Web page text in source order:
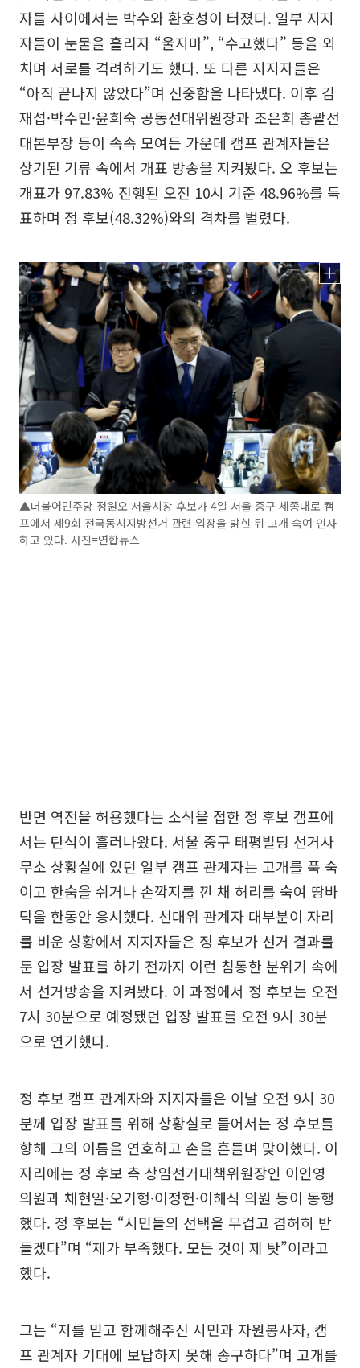
자들 사이에서는 박수와 환호성이 터졌다. 일부 지지
자들이 눈물을 흘리자 “울지마”, “수고했다” 등을 외
치며 서로를 격려하기도 했다. 또 다른 지지자들은
“아직 끝나지 않았다”며 신중함을 나타냈다. 이후 김
재섭·박수민·윤희숙 공동선대위원장과 조은희 총괄선
대본부장 등이 속속 모여든 가운데 캠프 관계자들은
상기된 기류 속에서 개표 방송을 지켜봤다. 오 후보는
개표가 97.83% 진행된 오전 10시 기준 48.96%를 득
표하며 정 후보(48.32%)와의 격차를 벌렸다.
▲더불어민주당 정원오 서울시장 후보가 4일 서울 중구 세종대로 캠
프에서 제9회 전국동시지방선거 관련 입장을 밝힌 뒤 고개 숙여 인사
하고 있다. 사진=연합뉴스
반면 역전을 허용했다는 소식을 접한 정 후보 캠프에
서는 탄식이 흘러나왔다. 서울 중구 태평빌딩 선거사
무소 상황실에 있던 일부 캠프 관계자는 고개를 푹 숙
이고 한숨을 쉬거나 손깍지를 낀 채 허리를 숙여 땅바
닥을 한동안 응시했다. 선대위 관계자 대부분이 자리
를 비운 상황에서 지지자들은 정 후보가 선거 결과를
둔 입장 발표를 하기 전까지 이런 침통한 분위기 속에
서 선거방송을 지켜봤다. 이 과정에서 정 후보는 오전
7시 30분으로 예정됐던 입장 발표를 오전 9시 30분
으로 연기했다.
정 후보 캠프 관계자와 지지자들은 이날 오전 9시 30
분께 입장 발표를 위해 상황실로 들어서는 정 후보를
향해 그의 이름을 연호하고 손을 흔들며 맞이했다. 이
자리에는 정 후보 측 상임선거대책위원장인 이인영
의원과 채현일·오기형·이정헌·이해식 의원 등이 동행
했다. 정 후보는 “시민들의 선택을 무겁고 겸허히 받
들겠다”며 “제가 부족했다. 모든 것이 제 탓”이라고
했다.
그는 “저를 믿고 함께해주신 시민과 자원봉사자, 캠
프 관계자 기대에 보답하지 못해 송구하다”며 고개를